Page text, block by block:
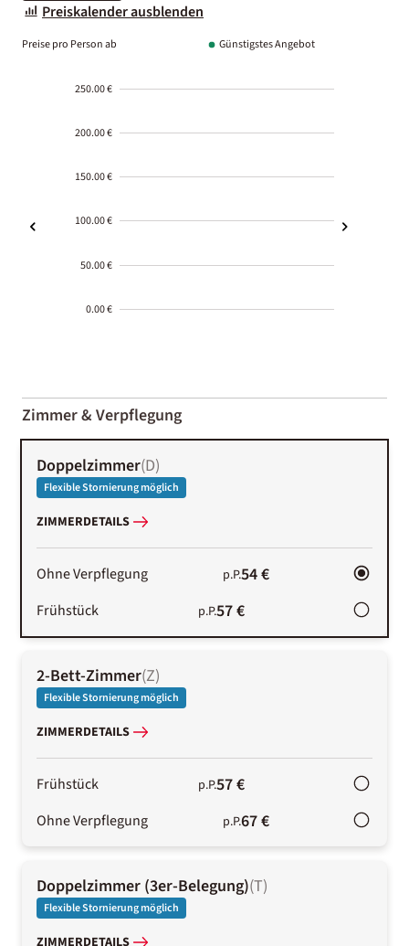
Preiskalender ausblenden
Preise pro Person ab Günstigstes Angebot
250.00 €
200.00 €
150.00 €
100.00 €
50.00 €
0.00 €
01-02
Zimmer & Verpflegung
Doppelzimmer(D)
Flexible Stornierung möglich
ZIMMERDETAILS
Ohne Verpflegung p.P.54 €
Frühstück p.P.57 €
2-Bett-Zimmer(Z)
Flexible Stornierung möglich
ZIMMERDETAILS
Frühstück p.P.57 €
Ohne Verpflegung p.P.67 €
Doppelzimmer (3er-Belegung)(T)
Flexible Stornierung möglich